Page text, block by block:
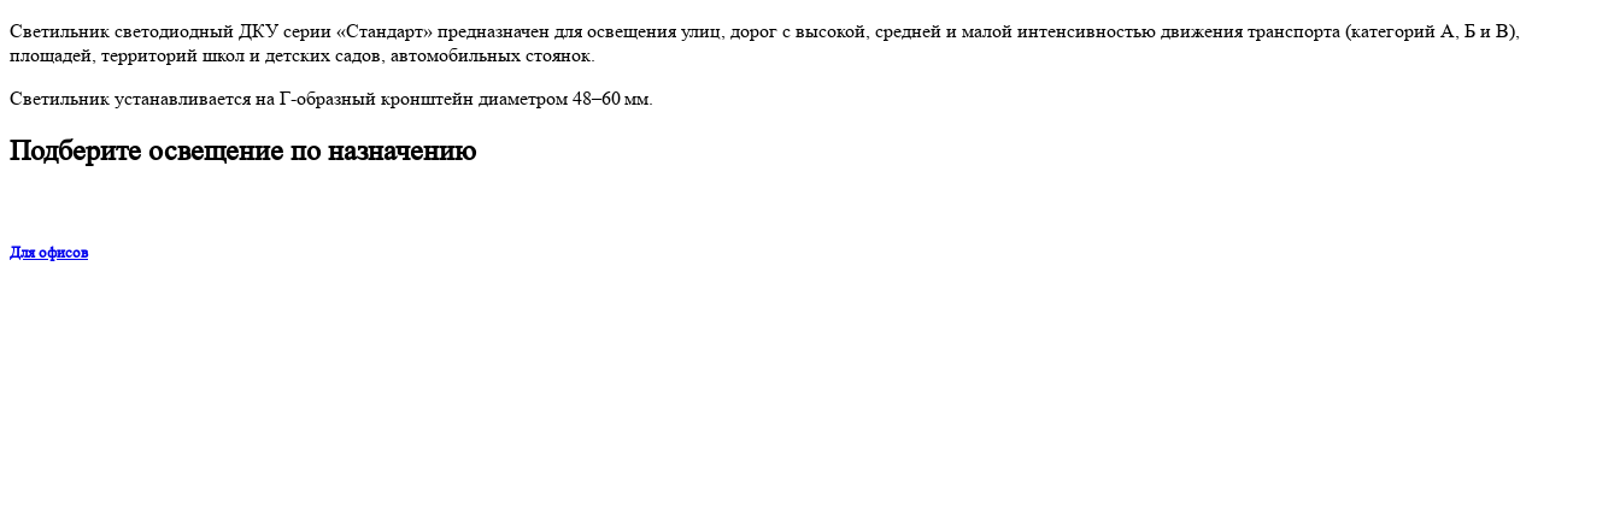
Светильник светодиодный ДКУ серии «Стандарт» предназначен для освещения улиц, дорог с высокой, средней и малой интенсивностью движения транспорта (категорий А, Б и В),
площадей, территорий школ и детских садов, автомобильных стоянок.
Светильник устанавливается на Г-образный кронштейн диаметром 48–60 мм.
Подберите освещение по назначению
Для офисов